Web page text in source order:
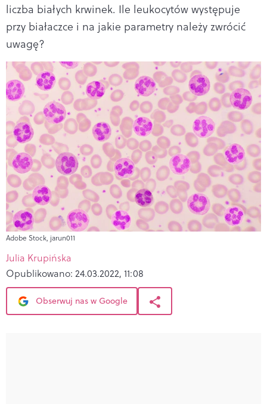
liczba białych krwinek. Ile leukocytów występuje
przy białaczce i na jakie parametry należy zwrócić
uwagę?
Adobe Stock, jarun011
Julia Krupińska
Opublikowano: 24.03.2022, 11:08
Obserwuj nas w Google